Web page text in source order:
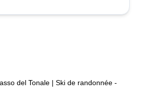
del Tonale | Ski de randonnée -